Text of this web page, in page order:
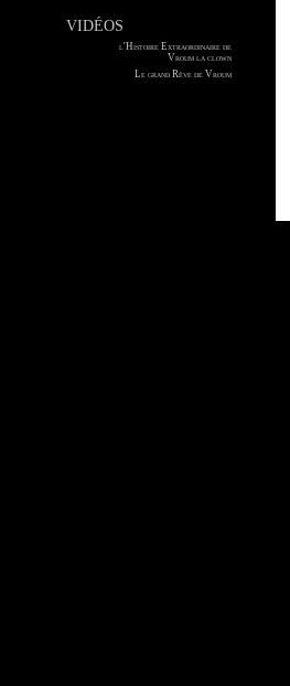
VIDÉOS
l'Histoire Extraordinaire de
Vroum la clown
Le grand Rêve de Vroum